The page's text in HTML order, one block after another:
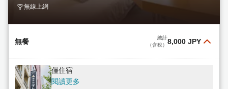
無線上網
無餐
總計
（含稅） 8,000 JPY
僅住宿
閱讀更多